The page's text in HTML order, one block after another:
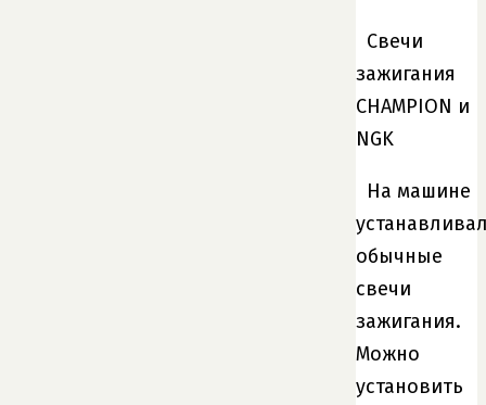
Свечи
зажигания
CHAMPION и
NGK
На машине
обычные
свечи
зажигания.
Можно
установить